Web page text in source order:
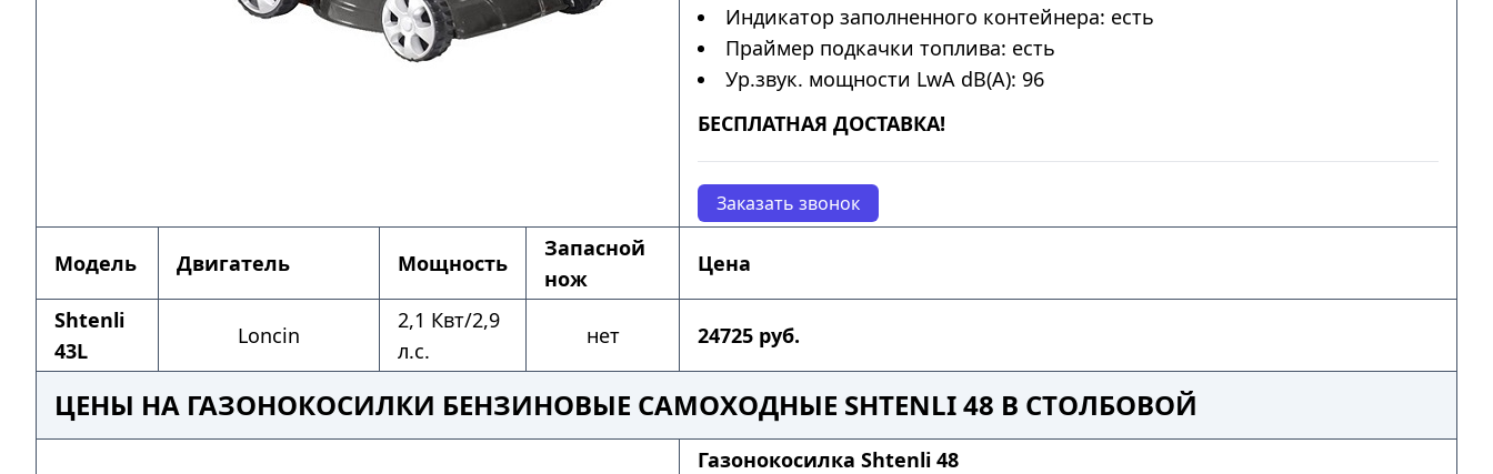
Индикатор заполненного контейнера: есть
Праймер подкачки топлива: есть
Ур.звук. мощности LwA dB(A): 96
БЕСПЛАТНАЯ ДОСТАВКА!
Заказать звонок
Модель Двигатель Мощность
Запасной
нож
Цена
Shtenli
43L
Loncin
2,1 Квт/2,9
л.с.
нет 24725 руб.
ЦЕНЫ НА ГАЗОНОКОСИЛКИ БЕНЗИНОВЫЕ САМОХОДНЫЕ SHTENLI 48 В СТОЛБОВОЙ
Газонокосилка Shtenli 48